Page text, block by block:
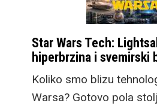
Star Wars Tech:
hiperbrzina i svemirski
Koliko smo blizu
Warsa? Gotovo pola